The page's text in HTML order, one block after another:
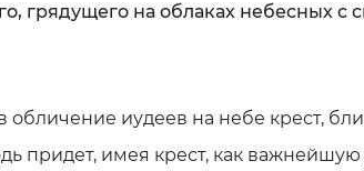
грядущего на облаках небесных с
обличение иудеев на небе крест,
придет, имея крест, как